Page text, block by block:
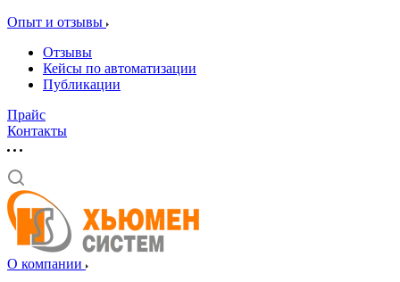
Опыт и отзывы
Отзывы
Кейсы по автоматизации
Публикации
Прайс
Контакты
О компании